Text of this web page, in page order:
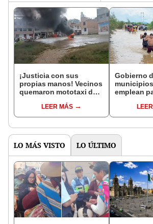
¡Justicia con sus
propias manos! Vecinos
quemaron mototaxi de
CajamarcaLEER MÁS
Gobierno
emplean
LO MÁS VISTO LO ÚLTIMO